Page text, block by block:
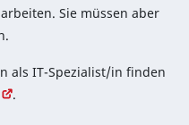
Sie müssen aber
als IT-Spezialist/in finden
.